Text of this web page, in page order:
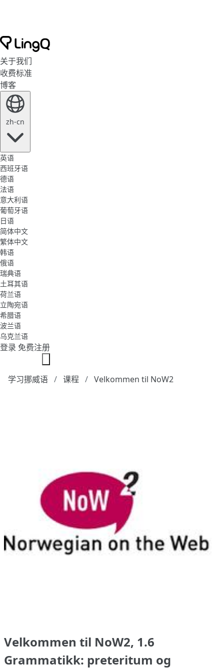
关于我们
收费标准
博客
zh-cn
英语
西班牙语
德语
法语
意大利语
葡萄牙语
日语
简体中文
繁体中文
韩语
俄语
瑞典语
土耳其语
荷兰语
立陶宛语
希腊语
波兰语
乌克兰语
登录 免费注册
学习挪威语 课程 Velkommen til NoW2
Velkommen til NoW2, 1.6
Grammatikk: preteritum og